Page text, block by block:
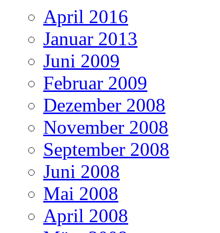
April 2016
Januar 2013
Juni 2009
Februar 2009
Dezember 2008
November 2008
September 2008
Juni 2008
Mai 2008
April 2008